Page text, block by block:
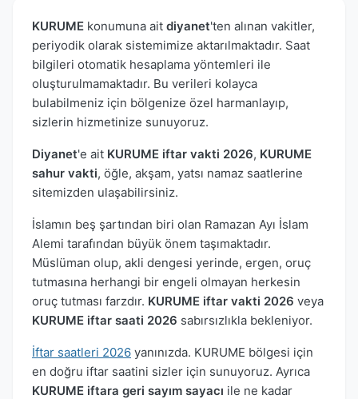
KURUME konumuna ait diyanet'ten alınan vakitler,
periyodik olarak sistemimize aktarılmaktadır. Saat
bilgileri otomatik hesaplama yöntemleri ile
oluşturulmamaktadır. Bu verileri kolayca
bulabilmeniz için bölgenize özel harmanlayıp,
sizlerin hizmetinize sunuyoruz.
Diyanet'e ait KURUME iftar vakti 2026, KURUME
sahur vakti, öğle, akşam, yatsı namaz saatlerine
sitemizden ulaşabilirsiniz.
İslamın beş şartından biri olan Ramazan Ayı İslam
Alemi tarafından büyük önem taşımaktadır.
Müslüman olup, akli dengesi yerinde, ergen, oruç
tutmasına herhangi bir engeli olmayan herkesin
oruç tutması farzdır. KURUME iftar vakti 2026 veya
KURUME iftar saati 2026 sabırsızlıkla bekleniyor.
İftar saatleri 2026 yanınızda. KURUME bölgesi için
en doğru iftar saatini sizler için sunuyoruz. Ayrıca
KURUME iftara geri sayım sayacı ile ne kadar